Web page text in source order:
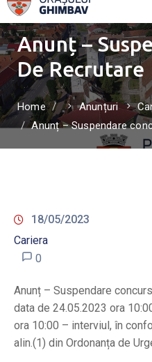
Anunț –
De Recrutare
Home Anunțuri
Anunț – Suspendare
18/05/2023
Cariera
0
Anunț – Suspendare
data de 24.05.2023 ora
ora 10:00 – interviul, în
alin.(1) din Ordonanța de